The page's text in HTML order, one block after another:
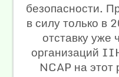
безопасности.
в силу только в
отставку уже
организаций
NCAP на